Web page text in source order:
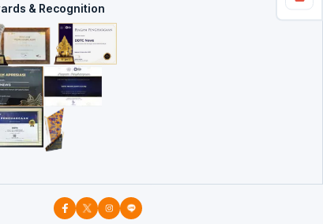
& Recognition